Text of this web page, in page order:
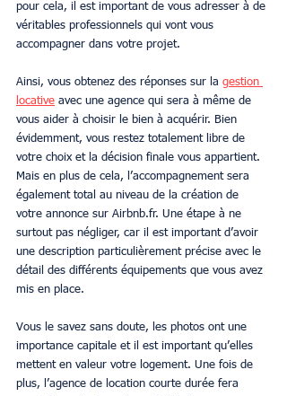
pour cela, il est important de vous adresser à de
véritables professionnels qui vont vous
accompagner dans votre projet.
Ainsi, vous obtenez des réponses sur la gestion
locative avec une agence qui sera à même de
vous aider à choisir le bien à acquérir. Bien
évidemment, vous restez totalement libre de
votre choix et la décision finale vous appartient.
Mais en plus de cela, l’accompagnement sera
également total au niveau de la création de
votre annonce sur Airbnb.fr. Une étape à ne
surtout pas négliger, car il est important d’avoir
une description particulièrement précise avec le
détail des différents équipements que vous avez
mis en place.
Vous le savez sans doute, les photos ont une
importance capitale et il est important qu’elles
mettent en valeur votre logement. Une fois de
plus, l’agence de location courte durée fera